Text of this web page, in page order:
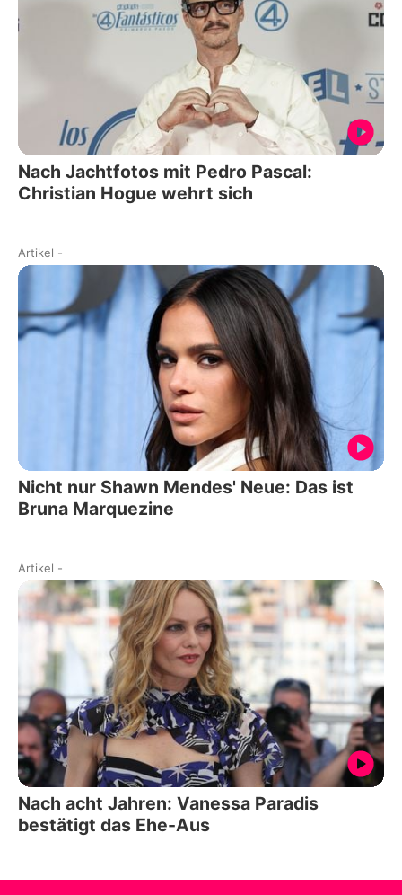
Nach Jachtfotos mit Pedro Pascal:
Christian Hogue wehrt sich
Artikel -
Nicht nur Shawn Mendes' Neue: Das ist
Bruna Marquezine
Artikel -
Nach acht Jahren: Vanessa Paradis
bestätigt das Ehe-Aus